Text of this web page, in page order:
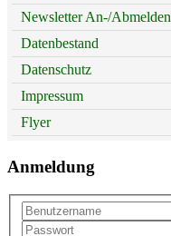
Newsletter An-/Abmelden
Datenbestand
Datenschutz
Impressum
Flyer
Anmeldung